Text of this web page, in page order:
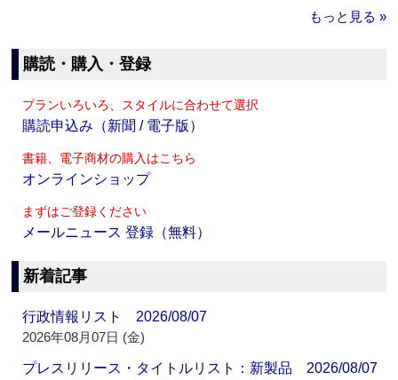
もっと見る »
購読・購入・登録
プランいろいろ、スタイルに合わせて選択
購読申込み（新聞 / 電子版）
書籍、電子商材の購入はこちら
オンラインショップ
まずはご登録ください
メールニュース 登録（無料）
新着記事
行政情報リスト 2026/08/07
2026年08月07日 (金)
プレスリリース・タイトルリスト：新製品 2026/08/07